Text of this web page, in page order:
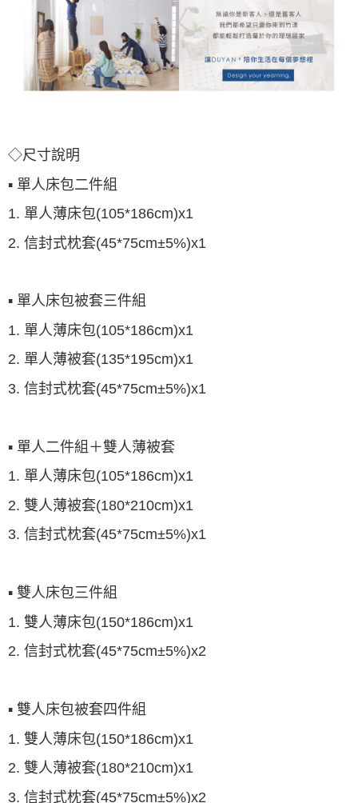
◇尺寸說明
▪ 單人床包二件組
1. 單人薄床包(105*186cm)x1
2. 信封式枕套(45*75cm±5%)x1
▪ 單人床包被套三件組
1. 單人薄床包(105*186cm)x1
2. 單人薄被套(135*195cm)x1
3. 信封式枕套(45*75cm±5%)x1
▪ 單人二件組＋雙人薄被套
1. 單人薄床包(105*186cm)x1
2. 雙人薄被套(180*210cm)x1
3. 信封式枕套(45*75cm±5%)x1
▪ 雙人床包三件組
1. 雙人薄床包(150*186cm)x1
2. 信封式枕套(45*75cm±5%)x2
▪ 雙人床包被套四件組
1. 雙人薄床包(150*186cm)x1
2. 雙人薄被套(180*210cm)x1
3. 信封式枕套(45*75cm±5%)x2